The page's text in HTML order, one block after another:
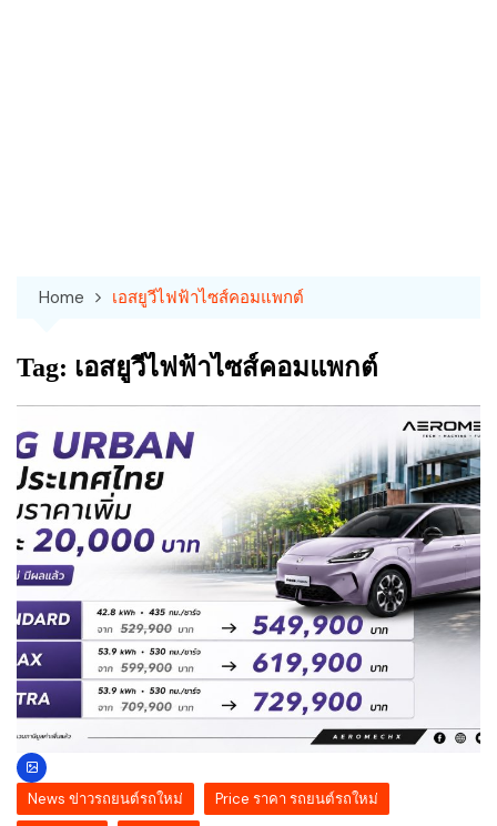
Home เอสยูวีไฟฟ้าไซส์คอมแพกต์
Tag: เอสยูวีไฟฟ้าไซส์คอมแพกต์
News ข่าวรถยนต์รถใหม่
Price ราคา รถยนต์รถใหม่